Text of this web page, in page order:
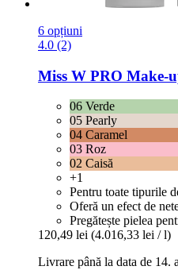
6 opțiuni
4.0 (2)
Miss W PRO Make-​
06 Verde
05 Pearly
04 Caramel
03 Roz
02 Caisă
+1
Pentru toate tipurile
Oferă un efect de
Pregătește pielea
120,49 lei (4.016,33 lei / l)
Livrare până la data de 14.